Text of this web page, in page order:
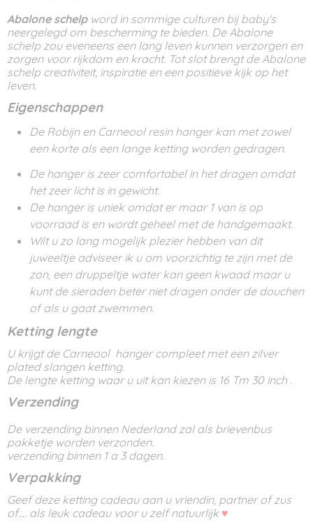
Abalone schelpword in sommige culturen bij baby's
neergelegd om bescherming te bieden. De Abalone
schelp zou eveneens een lang leven kunnen verzorgen en
zorgen voor rijkdom en kracht. Tot slot brengt de Abalone
schelp creativiteit, inspiratie en een positieve kijk op het
leven.
Eigenschappen
De Robijn en Carneool resin hanger kan met zowel
een korte als een lange ketting worden gedragen.
De hanger is zeer comfortabel in het dragen omdat
het zeer licht is in gewicht.
De hanger is uniek omdat er maar 1 van is op
voorraad is en wordt geheel met de handgemaakt.
Wilt u zo lang mogelijk plezier hebben van dit
juweeltje adviseer ik u om voorzichtig te zijn met de
zon, een druppeltje water kan geen kwaad maar u
kunt de sieraden beter niet dragen onder de douchen
of als u gaat zwemmen.
Ketting lengte
U krijgt de Carneool hanger compleet met een zilver
plated slangen ketting.
De lengte ketting waar u uit kan kiezen is 16 Tm 30 inch .
Verzending
De verzending binnen Nederland zal als brievenbus
pakketje worden verzonden.
verzending binnen 1 a 3 dagen.
Verpakking
Geef deze ketting cadeau aan u vriendin, partner of zus
of.... als leuk cadeau voor u zelf natuurlijk ♥